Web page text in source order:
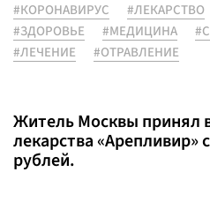
#КОРОНАВИРУС #ЛЕКАРСТВО
#ЗДОРОВЬЕ
#МЕДИЦИНА
#ЛЕЧЕНИЕ
#ОТРАВЛЕНИЕ
Житель Москвы принял
лекарства «Арепливир»
рублей.